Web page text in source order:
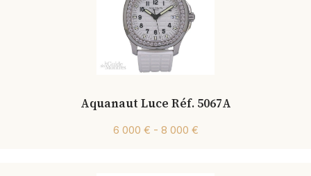
Aquanaut Luce Réf. 5067A
6 000 € - 8 000 €